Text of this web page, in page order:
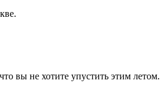
вы не хотите упустить этим летом.